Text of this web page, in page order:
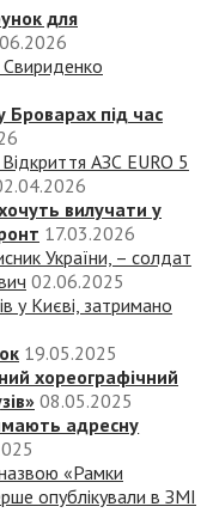
для
Свириденко
під час
АЗС EURO 5
вилучати у
17.03.2026
України, – солдат
02.06.2025
у Києві, затримано
19.05.2025
хореографічний
08.05.2025
адресну
«‎Рамки
опублікували в ЗМІ